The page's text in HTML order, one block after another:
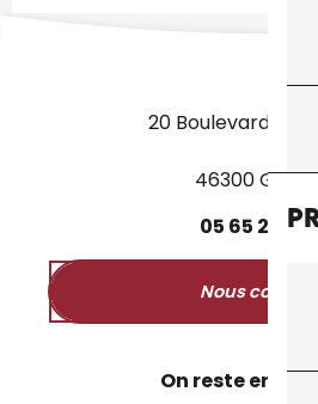
20 Boulevard des
46300
05 65 27 52
Nous
On reste en